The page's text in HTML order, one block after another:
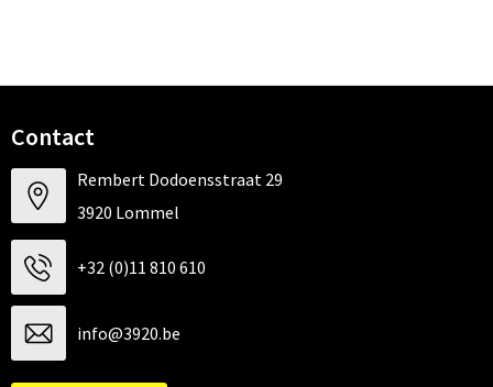
Contact
Rembert Dodoensstraat 29
3920 Lommel
+32 (0)11 810 610
info@3920.be